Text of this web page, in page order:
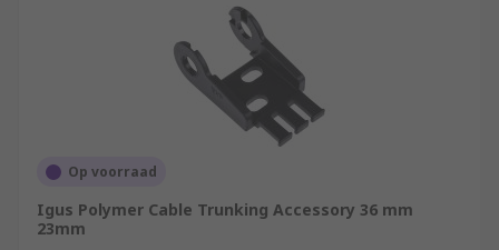
Op voorraad
Igus Polymer Cable Trunking Accessory 36 mm
23mm